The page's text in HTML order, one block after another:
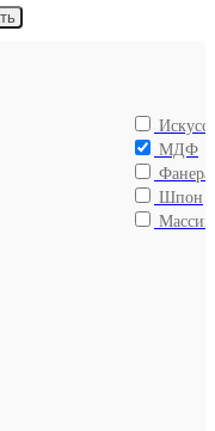
МДФ
Фанера
Шпон
Массив